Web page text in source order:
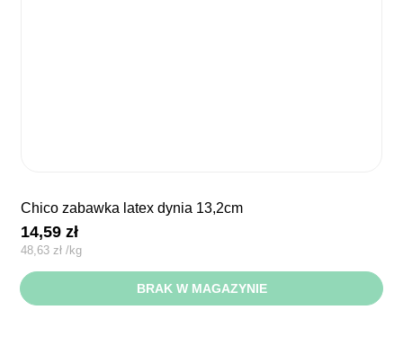
chico zabawka latex dynia 13,2cm
14,59zł
48,63zł /kg
BRAK W MAGAZYNIE